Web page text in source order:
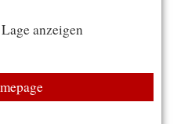
anzeigen